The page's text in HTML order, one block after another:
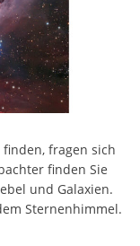
finden, fragen sich
finden Sie
und Galaxien.
Sternenhimmel.